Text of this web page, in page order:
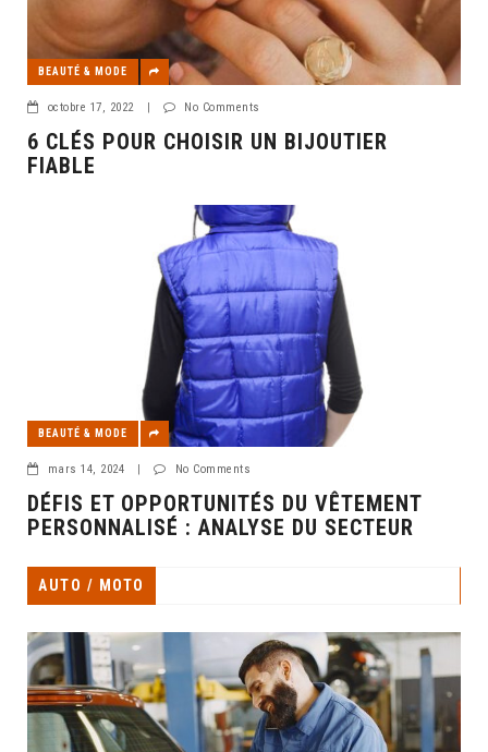
BEAUTÉ & MODE
octobre 17, 2022 No Comments
6 CLÉS POUR CHOISIR UN BIJOUTIER
FIABLE
BEAUTÉ & MODE
mars 14, 2024 | No Comments
DÉFIS ET OPPORTUNITÉS DU VÊTEMENT
PERSONNALISÉ : ANALYSE DU SECTEUR
AUTO / MOTO